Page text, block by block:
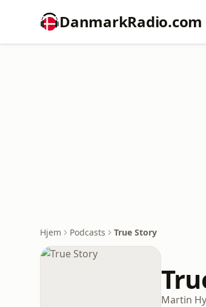
DanmarkRadio.com
Hjem Podcasts True Story
Martin